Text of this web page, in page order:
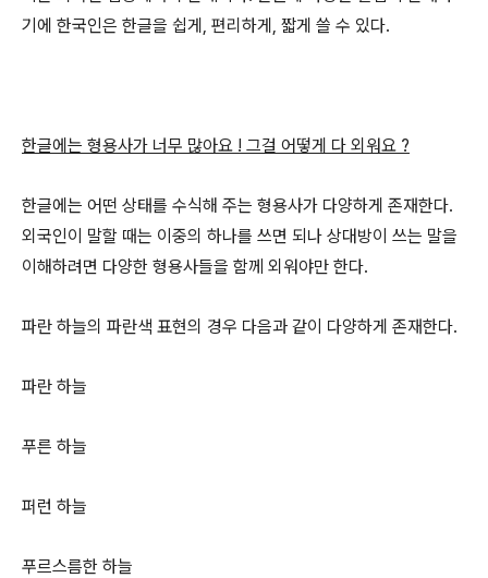
기에 한국인은 한글을 쉽게, 편리하게, 짧게 쓸 수 있다.
한글에는 형용사가 너무 많아요 ! 그걸 어떻게 다 외워요 ?
한글에는 어떤 상태를 수식해 주는 형용사가 다양하게 존재한다.
외국인이 말할 때는 이중의 하나를 쓰면 되나 상대방이 쓰는 말을
이해하려면 다양한 형용사들을 함께 외워야만 한다.
파란 하늘의 파란색 표현의 경우 다음과 같이 다양하게 존재한다.
파란 하늘
푸른 하늘
퍼런 하늘
푸르스름한 하늘